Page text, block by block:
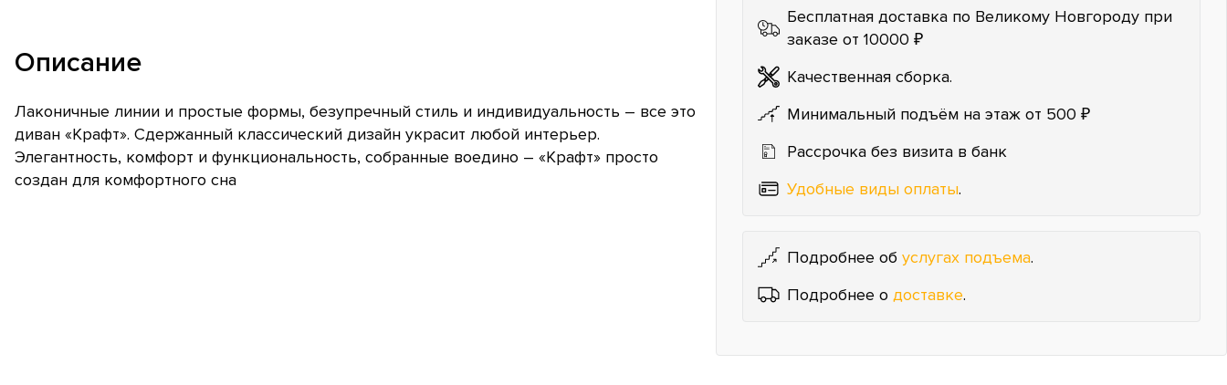
Бесплатная доставка по Великому Новгороду при
заказе от 10000 ₽
Качественная сборка.
Минимальный подъём на этаж от 500 ₽
Рассрочка без визита в банк
Удобные виды оплаты.
Подробнее об услугах подъема.
Подробнее о доставке.
Описание
Лаконичные линии и простые формы, безупречный стиль и индивидуальность – все это
диван «Крафт». Сдержанный классический дизайн украсит любой интерьер.
Элегантность, комфорт и функциональность, собранные воедино – «Крафт» просто
создан для комфортного сна